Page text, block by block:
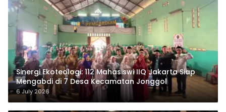
‎Sinergi Ekoteologi: 112 Mahasiswi IIQ Jakarta Siap
Mengabdi di 7 Desa Kecamatan Jonggol
6 July 2026